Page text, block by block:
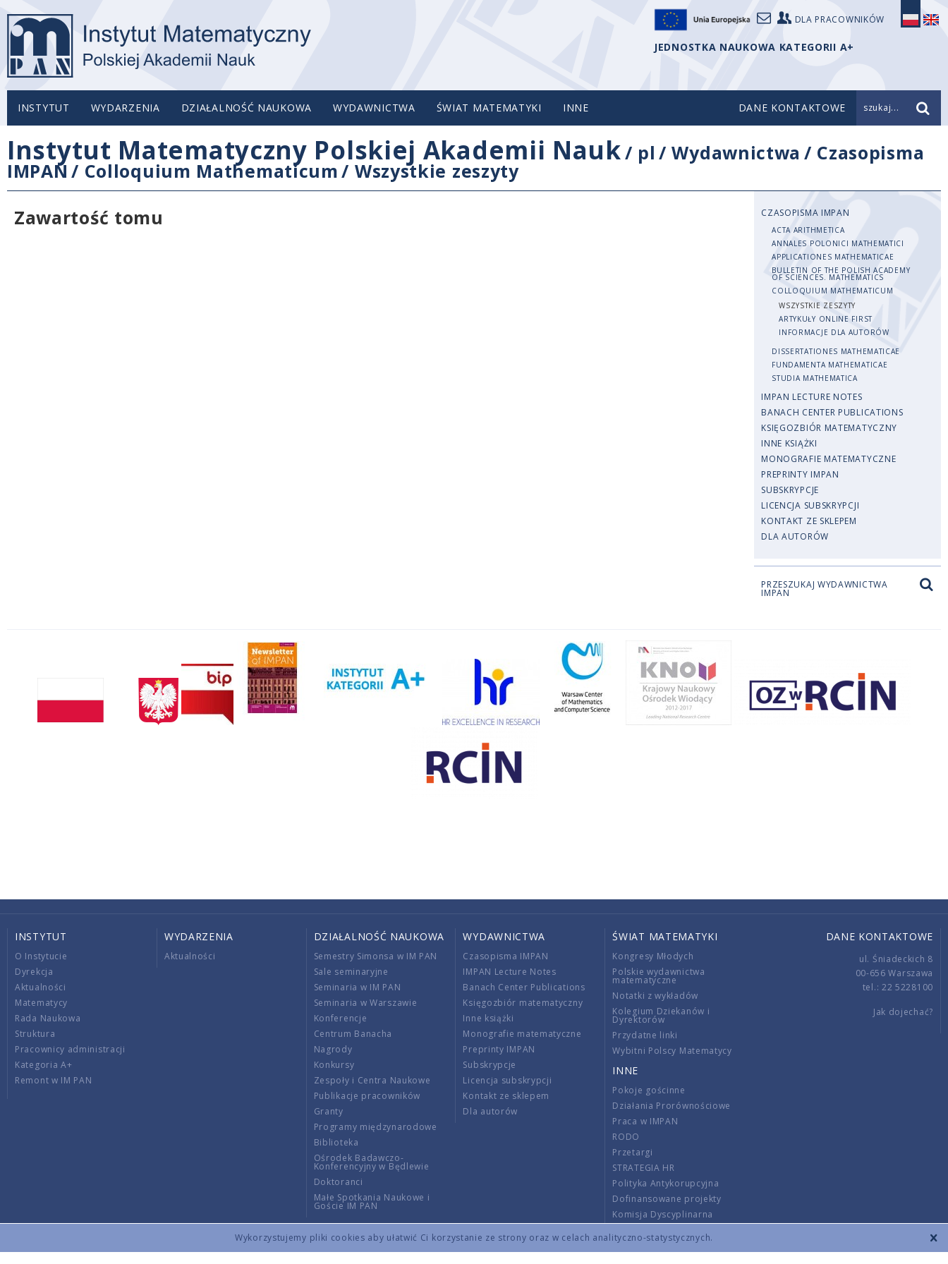
Wykorzystujemy pliki cookies aby ułatwić Ci korzystanie ze strony oraz w celach analityczno-statystycznych.
DLA PRACOWNIKÓW
JEDNOSTKA NAUKOWA KATEGORII A+
INSTYTUT WYDARZENIA DZIAŁALNOŚĆ NAUKOWA WYDAWNICTWA ŚWIAT MATEMATYKI INNE DANE KONTAKTOWE szukaj...
Instytut Matematyczny Polskiej Akademii Nauk/ pl /Wydawnictwa / Czasopisma
IMPAN / Colloquium Mathematicum/ Wszystkie zeszyty
Zawartość tomu
CZASOPISMA IMPAN
ACTA ARITHMETICA
ANNALES POLONICI MATHEMATICI
APPLICATIONES MATHEMATICAE
BULLETIN OF THE POLISH ACADEMY
OF SCIENCES. MATHEMATICS
COLLOQUIUM MATHEMATICUM
WSZYSTKIE ZESZYTY
ARTYKUŁY ONLINE FIRST
INFORMACJE DLA AUTORÓW
DISSERTATIONES MATHEMATICAE
FUNDAMENTA MATHEMATICAE
STUDIA MATHEMATICA
IMPAN LECTURE NOTES
BANACH CENTER PUBLICATIONS
KSIĘGOZBIÓR MATEMATYCZNY
INNE KSIĄŻKI
MONOGRAFIE MATEMATYCZNE
PREPRINTY IMPAN
SUBSKRYPCJE
LICENCJA SUBSKRYPCJI
KONTAKT ZE SKLEPEM
DLA AUTORÓW
PRZESZUKAJ WYDAWNICTWA
IMPAN
INSTYTUT
O Instytucie
Dyrekcja
Aktualności
Matematycy
Rada Naukowa
Struktura
Pracownicy administracji
Kategoria A+
Remont w IM PAN
WYDARZENIA
Aktualności
DZIAŁALNOŚĆ NAUKOWA
Semestry Simonsa w IM PAN
Sale seminaryjne
Seminaria w IM PAN
Seminaria w Warszawie
Konferencje
Centrum Banacha
Nagrody
Konkursy
Zespoły i Centra Naukowe
Publikacje pracowników
Granty
Programy międzynarodowe
Biblioteka
Ośrodek Badawczo-
Konferencyjny w Będlewie
Doktoranci
Małe Spotkania Naukowe i
Goście IM PAN
WYDAWNICTWA
Czasopisma IMPAN
IMPAN Lecture Notes
Banach Center Publications
Księgozbiór matematyczny
Inne książki
Monografie matematyczne
Preprinty IMPAN
Subskrypcje
Licencja subskrypcji
Kontakt ze sklepem
Dla autorów
ŚWIAT MATEMATYKI
Kongresy Młodych
Polskie wydawnictwa
matematyczne
Notatki z wykładów
Kolegium Dziekanów i
Dyrektorów
Przydatne linki
Wybitni Polscy Matematycy
INNE
Pokoje gościnne
Działania Prorównościowe
Praca w IMPAN
RODO
Przetargi
STRATEGIA HR
Polityka Antykorupcyjna
Dofinansowane projekty
Komisja Dyscyplinarna
Wnoszenie opłat
DANE KONTAKTOWE
ul. Śniadeckich 8
00-656 Warszawa
tel.: 22 5228100
Jak dojechać?